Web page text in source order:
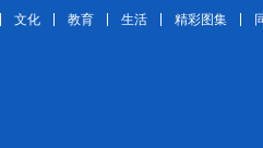
文化 教育 生活 精彩图集